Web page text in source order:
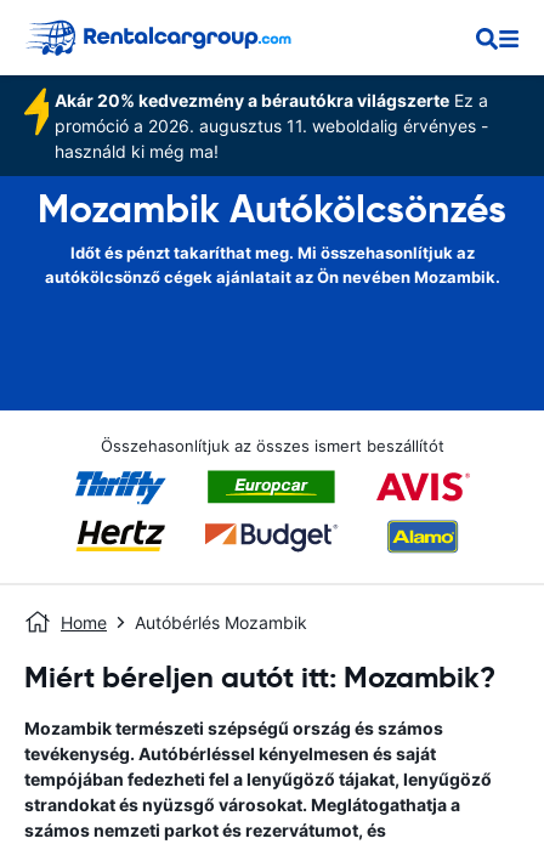
Akár 20% kedvezmény a bérautókra világszerteEz a
promóció a 2026. augusztus 11. weboldalig érvényes -
használd ki még ma!
Mozambik Autókölcsönzés
Időt és pénzt takaríthat meg. Mi összehasonlítjuk az
autókölcsönző cégek ajánlatait az Ön nevében Mozambik.
Összehasonlítjuk az összes ismert beszállítót
Home Autóbérlés Mozambik
Miért béreljen autót itt: Mozambik?
Mozambik természeti szépségű ország és számos
tevékenység. Autóbérléssel kényelmesen és saját
tempójában fedezheti fel a lenyűgöző tájakat, lenyűgöző
strandokat és nyüzsgő városokat. Meglátogathatja a
számos nemzeti parkot és rezervátumot, és